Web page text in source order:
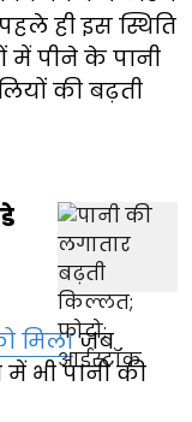
ही इस स्थिति
में पीने के पानी
की बढ़ती
मिलाजब
भी पानी की